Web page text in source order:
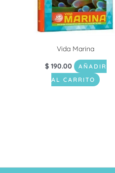
Vida Marina
$190.00
AÑADIR
AL CARRITO